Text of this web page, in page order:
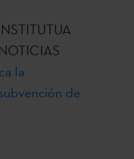
NOTICIAS
la
de